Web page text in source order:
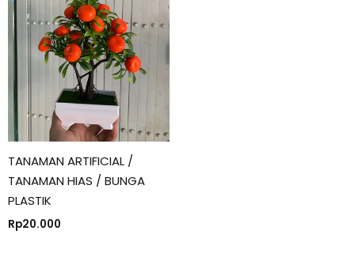
TANAMAN ARTIFICIAL /
TANAMAN HIAS / BUNGA
PLASTIK
Rp20.000